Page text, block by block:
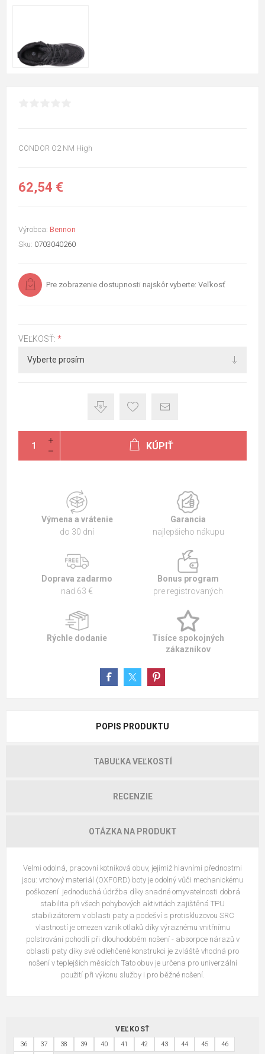
CONDOR O2 NM High
62,54 €
Výrobca: Bennon
Sku: 0703040260
Pre zobrazenie dostupnosti najskôr vyberte: Veľkosť
VEĽKOSŤ: *
KÚPIŤ
Výmena a vrátenie
do 30 dní
Garancia
najlepšieho nákupu
Doprava zadarmo
nad 63 €
Bonus program
pre registrovaných
Rýchle dodanie
Tisíce spokojných
zákazníkov
POPIS PRODUKTU
TABUĽKA VEĽKOSTÍ
RECENZIE
OTÁZKA NA PRODUKT
Velmi odolná, pracovní kotníková obuv, jejímiž hlavními přednostmi
jsou: vrchový materiál (OXFORD) boty je odolný vůči mechanickému
poškození jednoduchá údržba díky snadné omyvatelnosti dobrá
stabilita při všech pohybových aktivitách zajištěná TPU
stabilizátorem v oblasti paty a podešví s protiskluzovou SRC
vlastností je omezen vznik otlaků díky výraznému vnitřnímu
polstrování pohodlí při dlouhodobém nošení - absorpce nárazů v
oblasti paty díky své odlehčené konstrukci je zvláště vhodná pro
nošení v teplejších měsících Tato obuv je určena pro univerzální
použití při výkonu služby i pro běžné nošení.
VEĽKOSŤ
36 37 38 39 40 41 42 43 44 45 46